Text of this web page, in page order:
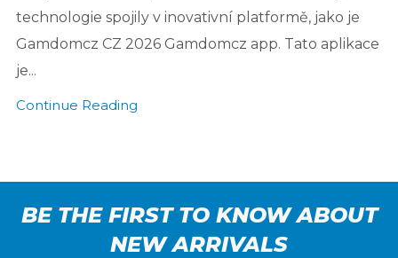
technologie spojily v inovativní platformě, jako je
Gamdomcz CZ 2026 Gamdomcz app. Tato aplikace
je...
Continue Reading
BE THE FIRST TO KNOW ABOUT
NEW ARRIVALS